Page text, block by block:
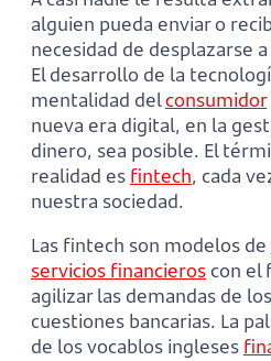
alguien pueda enviar o
necesidad de desplazarse
El desarrollo de la
mentalidad delconsumidor
nueva era digital, en la
dinero, sea posible. El
realidad es fintech, cada
nuestra sociedad.
Las fintech son modelos de
servicios financieroscon el
agilizar las demandas de los
cuestiones bancarias. La
de los vocablos ingleses